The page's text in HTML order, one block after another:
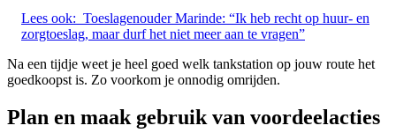
Lees ook: Toeslagenouder Marinde: “Ik heb recht op huur- en
zorgtoeslag, maar durf het niet meer aan te vragen”
Na een tijdje weet je heel goed welk tankstation op jouw route het
goedkoopst is. Zo voorkom je onnodig omrijden.
Plan en maak gebruik van voordeelacties